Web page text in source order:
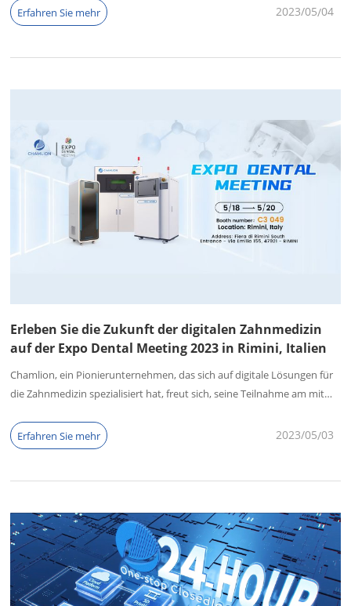
Dentalindustrie sind wir bestrebt, unseren Kunden weltweit
Spitzentechnologie und außergewöhnliche Dienstleistungen zu bieten.
Erfahren Sie mehr 04
2023/05
Erleben Sie die Zukunft der digitalen Zahnmedizin
auf der Expo Dental Meeting 2023 in Rimini, Italien
Chamlion, ein Pionierunternehmen, das sich auf digitale Lösungen für
die Zahnmedizin spezialisiert hat, freut sich, seine Teilnahme am mit
Rimini, Italien bekannt zu geben. Als Branchenführer in der 3D-
Drucktechnologie laden wir Sie ein, unseren Stand Nummer C3 049 zu
Erfahren Sie mehr 03
2023/05